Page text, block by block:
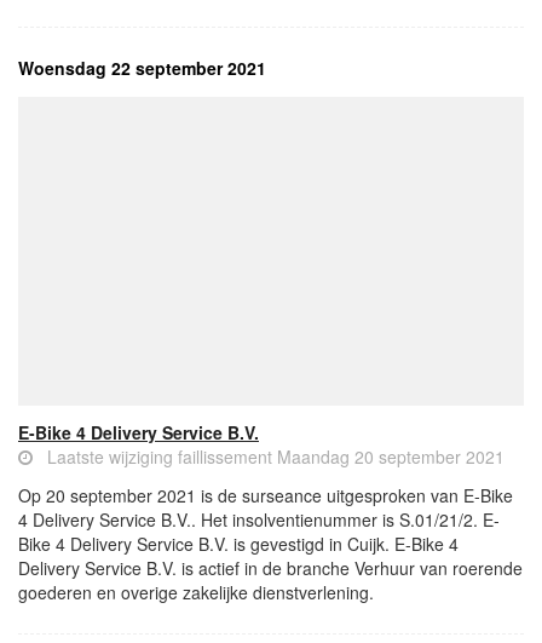
Woensdag 22 september 2021
E-Bike 4 Delivery Service B.V.
Laatste wijziging faillissement Maandag 20 september 2021
Op 20 september 2021 is de surseance uitgesproken van E-Bike
4 Delivery Service B.V.. Het insolventienummer is S.01/21/2. E-
Bike 4 Delivery Service B.V. is gevestigd in Cuijk. E-Bike 4
Delivery Service B.V. is actief in de branche Verhuur van roerende
goederen en overige zakelijke dienstverlening.